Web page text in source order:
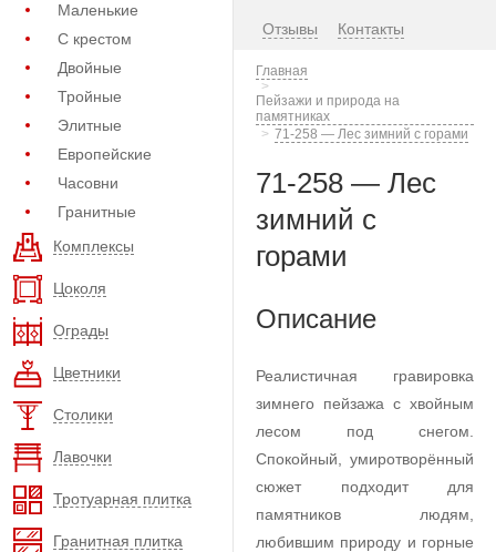
Маленькие
С крестом
Двойные
Тройные
Элитные
Европейские
Часовни
Гранитные
Комплексы
Цоколя
Ограды
Цветники
Столики
Лавочки
Тротуарная плитка
Гранитная плитка
Отзывы Контакты
Главная
Пейзажи и природа на
памятниках
71-258 — Лес зимний с горами
71-258 — Лес
зимний с
горами
Описание
Реалистичная гравировка
зимнего пейзажа с хвойным
лесом под снегом.
Спокойный, умиротворённый
сюжет подходит для
памятников людям,
любившим природу и горные